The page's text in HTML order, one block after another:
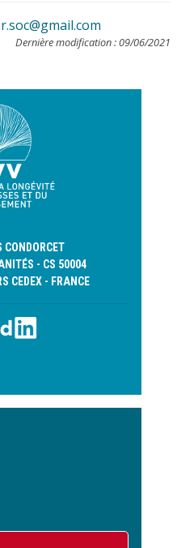
Dernière modification : 09/06/2021
CONDORCET
- CS 50004
CEDEX - FRANCE